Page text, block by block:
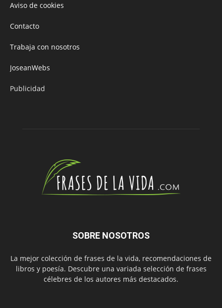
Aviso de cookies
Contacto
Trabaja con nosotros
JoseanWebs
Publicidad
SOBRE NOSOTROS
La mejor colección de frases de la vida, recomendaciones de
libros y poesía. Descubre una variada selección de frases
célebres de los autores más destacados.